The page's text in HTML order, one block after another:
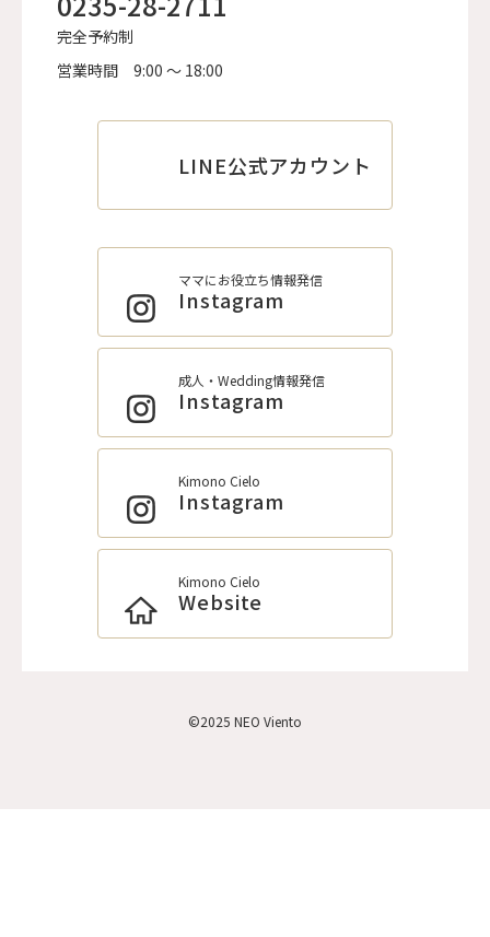
完全予約制
営業時間 9:00 ～ 18:00
LINE公式アカウント
ママにお役立ち情報発信
Instagram
成人・Wedding情報発信
Instagram
Kimono Cielo
Instagram
Kimono Cielo
Website
©2025 NEO Viento